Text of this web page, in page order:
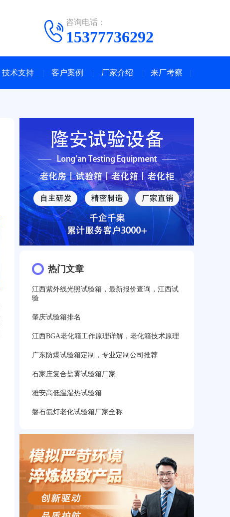
咨询电话：
15377736292
技术支持 客户案例 厂家介绍 来厂考察
热门文章
江西紫外线光照试验箱，最新报价查询，江西试
验
肇庆试验箱排名
江西BGA老化箱工作原理详解，老化箱技术原理
广东防爆试验箱定制，专业定制公司推荐
石家庄复合盐雾试验箱厂家
雅安高低温湿热试验箱
磐石氙灯老化试验箱厂家全称